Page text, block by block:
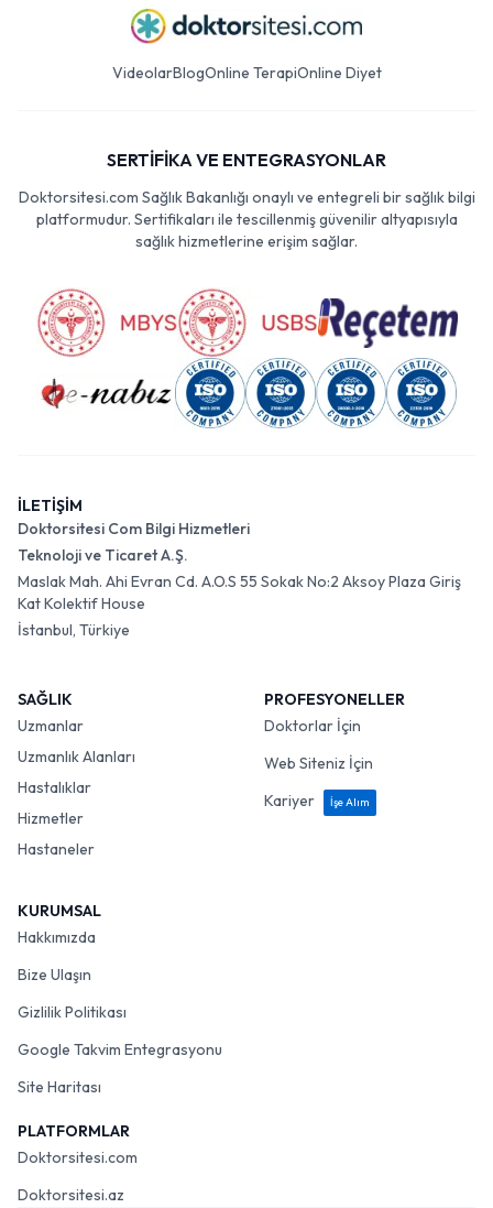
VideolarBlogOnline TerapiOnline Diyet
SERTİFİKA VE ENTEGRASYONLAR
Doktorsitesi.com Sağlık Bakanlığı onaylı ve entegreli bir sağlık bilgi
platformudur. Sertifikaları ile tescillenmiş güvenilir altyapısıyla
sağlık hizmetlerine erişim sağlar.
İLETİŞİM
Doktorsitesi Com Bilgi Hizmetleri
Teknoloji ve Ticaret A.Ş.
Maslak Mah. Ahi Evran Cd. A.O.S 55 Sokak No:2 Aksoy Plaza Giriş
Kat Kolektif House
İstanbul, Türkiye
SAĞLIK
Uzmanlar
Uzmanlık Alanları
Hastalıklar
Hizmetler
Hastaneler
PROFESYONELLER
Doktorlar İçin
Web Siteniz İçin
Kariyer
İşe Alım
KURUMSAL
Hakkımızda
Bize Ulaşın
Gizlilik Politikası
Google Takvim Entegrasyonu
Site Haritası
PLATFORMLAR
Doktorsitesi.com
Doktorsitesi.az